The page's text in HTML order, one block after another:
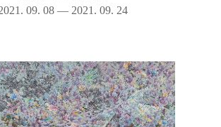
09. 08 — 2021. 09. 24